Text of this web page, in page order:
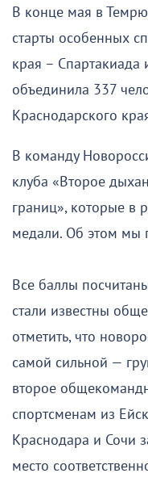
В конце мая в
старты особенных
края – Спартакиада
объединила 337
Краснодарского
В команду
клуба «Второе
границ», которые в
медали. Об этом мы
Все баллы
стали известны
отметить, что
самой сильной —
второе
спортсменам из
Краснодара и Сочи
место